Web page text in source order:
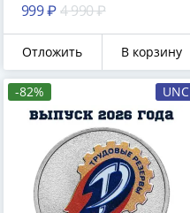
999 ₽ 4 990 ₽
Отложить В корзину
-82% UNC